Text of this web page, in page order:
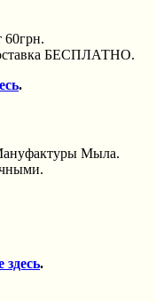
60грн.
БЕСПЛАТНО.
.
Мыла.
здесь.